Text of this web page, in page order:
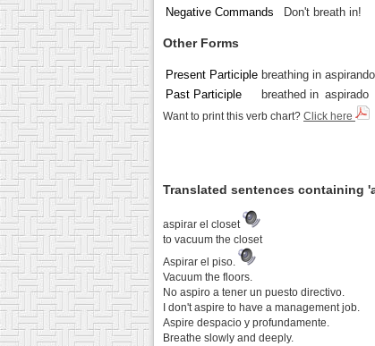
Negative Commands
Don't breath in!
Other Forms
Present Participle breathing in aspirando
Past Participle
breathed in aspirado
Want to print this verb chart? Click here
Translated sentences containing
aspirar el closet
to vacuum the closet
Aspirar el piso.
Vacuum the floors.
No aspiro a tener un puesto directivo.
I don't aspire to have a management job.
Aspire despacio y profundamente.
Breathe slowly and deeply.